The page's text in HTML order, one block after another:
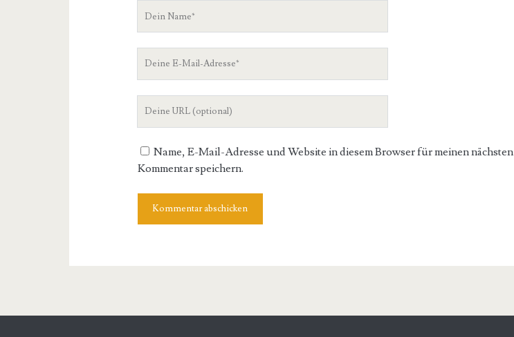
Deine
Adresse
Name, E-Mail-Adresse und Website in diesem Browser für meinen nächsten
Kommentar speichern.